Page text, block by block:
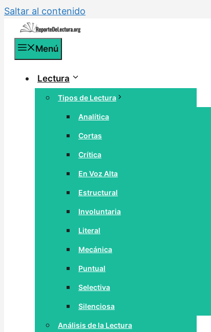
Saltar al contenido
Menú
Lectura
Tipos de Lectura
Analítica
Cortas
Crítica
En Voz Alta
Estructural
Involuntaria
Literal
Mecánica
Puntual
Selectiva
Silenciosa
Análisis de la Lectura